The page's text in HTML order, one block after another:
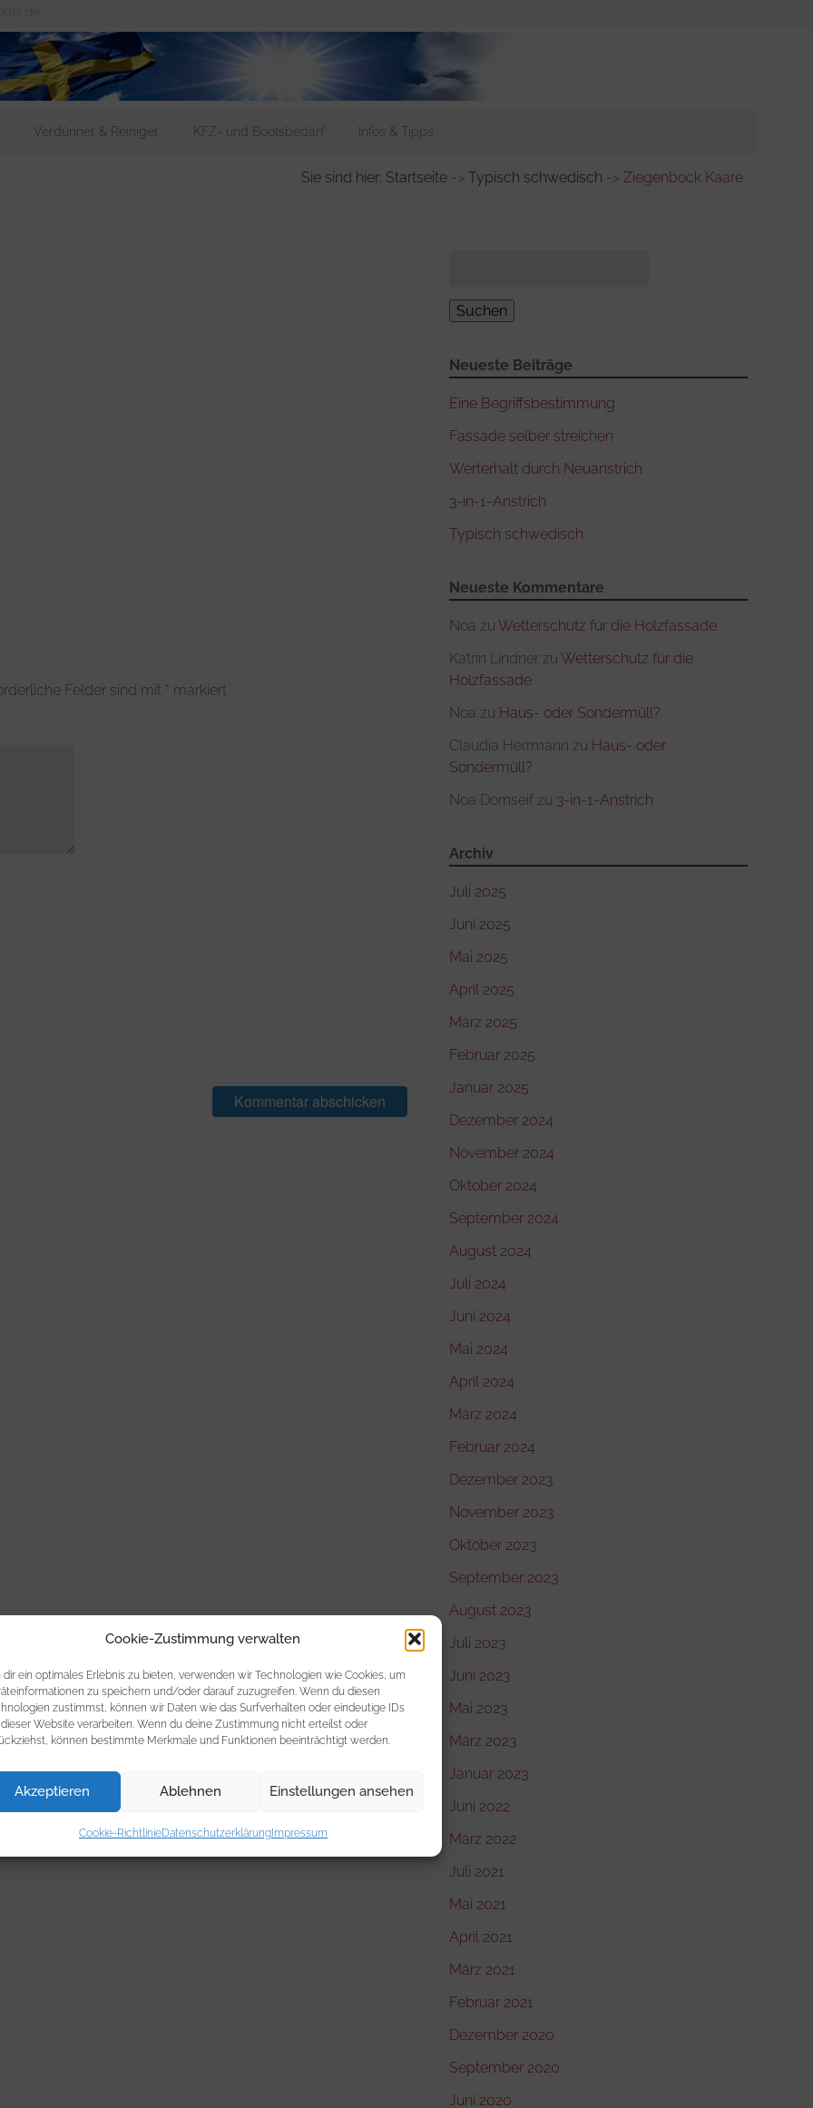
Cookie-Zustimmung verwalten
dir ein optimales Erlebnis zu bieten, verwenden wir Technologien wie Cookies, um
zu speichern und/oder darauf zuzugreifen. Wenn du diesen
zustimmst, können wir Daten wie das Surfverhalten oder eindeutige IDs
Website verarbeiten. Wenn du deine Zustimmung nicht erteilst oder
können bestimmte Merkmale und Funktionen beeinträchtigt werden.
Akzeptieren Ablehnen Einstellungen ansehen
Cookie-RichtlinieDatenschutzerklärungImpressum
Verdünner & Reiniger KFZ- und Bootsbedarf Infos & Tipps
Sie sind hier: Startseite -> Typisch schwedisch -> Ziegenbock Kaare
Felder sind mit * markiert
Neueste Beiträge
Eine Begriffsbestimmung
Fassade selber streichen
Werterhalt durch Neuanstrich
3-in-1-Anstrich
Typisch schwedisch
Neueste Kommentare
Noa zuWetterschutz für die Holzfassade
Katrin Lindner zuWetterschutz für die
Holzfassade
Noa zu Haus- oder Sondermüll?
Claudia Herrmann zu Haus- oder
Sondermüll?
Noa Dornseif zu 3-in-1-Anstrich
Archiv
Juli 2025
Juni 2025
Mai 2025
April 2025
März 2025
Februar 2025
Januar 2025
Dezember 2024
November 2024
Oktober 2024
September 2024
August 2024
Juli 2024
Juni 2024
Mai 2024
April 2024
März 2024
Februar 2024
Dezember 2023
November 2023
Oktober 2023
September 2023
August 2023
Juli 2023
Juni 2023
Mai 2023
März 2023
Januar 2023
Juni 2022
März 2022
Juli 2021
Mai 2021
April 2021
März 2021
Februar 2021
Dezember 2020
September 2020
Juni 2020